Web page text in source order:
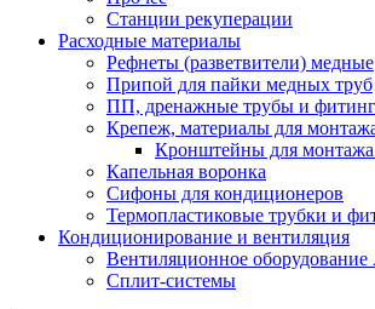
Станции рекуперации
Расходные материалы
Рефнеты (разветвители) медные
Припой для пайки медных труб
ПП, дренажные трубы и
Крепеж, материалы для
Кронштейны для
Капельная воронка
Сифоны для кондиционеров
Термопластиковые трубки и
Кондиционирование и вентиляция
Вентиляционное оборудование
Сплит-системы